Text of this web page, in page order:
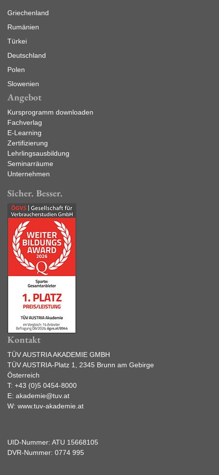
Griechenland
Rumänien
Türkei
Deutschland
Polen
Slowenien
Angebot
Kursprogramm downloaden
Fachverlag
E-Learning
Zertifizierung
Lehrlingsausbildung
Seminarräume
Unternehmen
Sicher. Besser.
Kontakt
TÜV AUSTRIA AKADEMIE GMBH
TÜV AUSTRIA-Platz 1, 2345 Brunn am Gebirge
Österreich
T: +43 (0)5 0454-8000
E: akademie@tuv.at
W: www.tuv-akademie.at
UID-Nummer: ATU 15668105
DVR-Nummer: 0774 995